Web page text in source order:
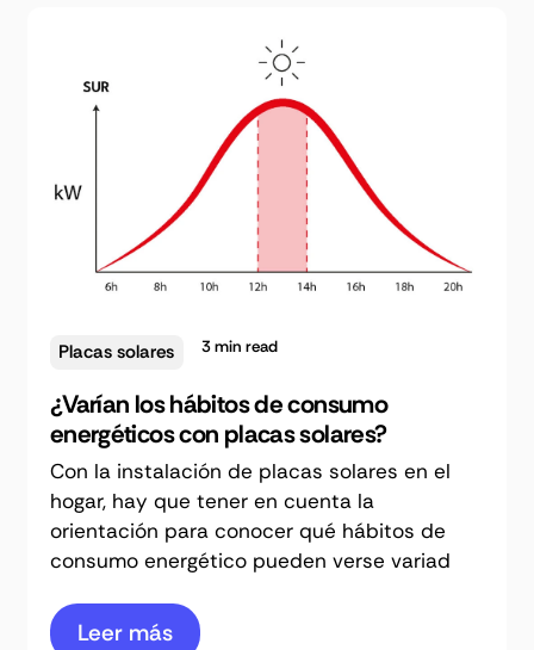
Placas solares 3min read
¿Varían los hábitos de consumo
energéticos con placas solares?
Con la instalación de placas solares en el
hogar, hay que tener en cuenta la
orientación para conocer qué hábitos de
consumo energético pueden verse variad
Leer más